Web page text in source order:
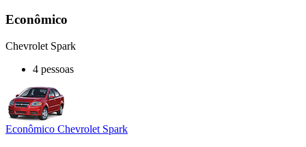
Econômico
Chevrolet Spark
4 pessoas
Econômico Chevrolet Spark